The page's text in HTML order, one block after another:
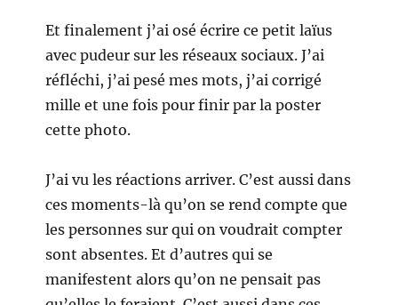
Et finalement j’ai osé écrire ce petit laïus
avec pudeur sur les réseaux sociaux. J’ai
réfléchi, j’ai pesé mes mots, j’ai corrigé
mille et une fois pour finir par la poster
cette photo.
J’ai vu les réactions arriver. C’est aussi dans
ces moments-là qu’on se rend compte que
les personnes sur qui on voudrait compter
sont absentes. Et d’autres qui se
manifestent alors qu’on ne pensait pas